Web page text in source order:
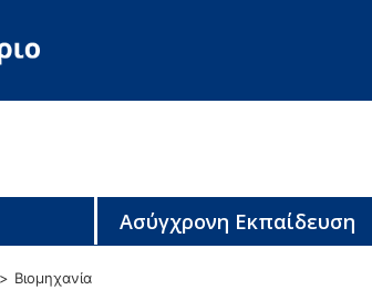
Ασύγχρονη Εκπαίδευση
Βιομηχανία